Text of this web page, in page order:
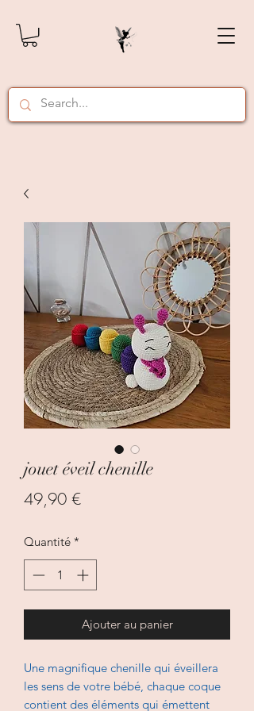
jouet éveil chenille
49,90 €Prix
Quantité *
Ajouter au panier
Une magnifique chenille qui éveillera
les sens de votre bébé, chaque coque
contient des éléments qui émettent